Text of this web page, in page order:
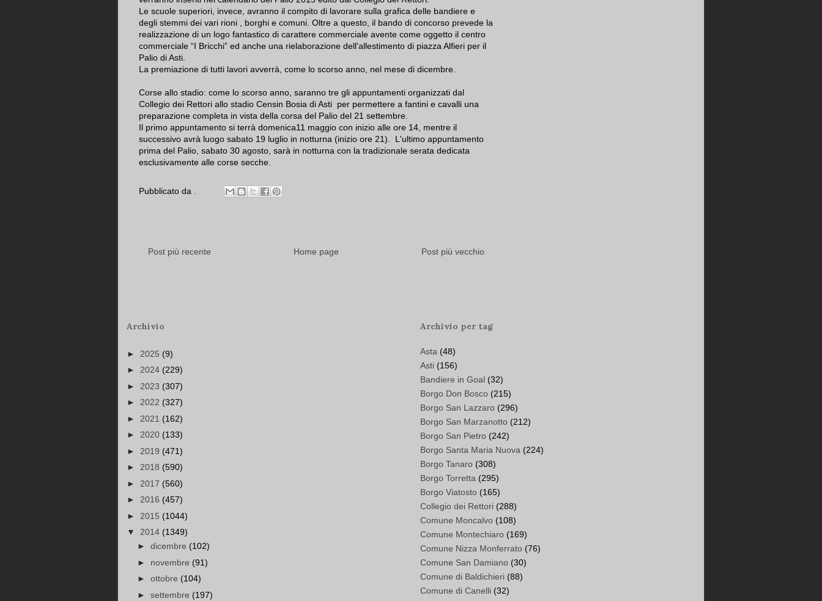
Le scuole superiori, invece, avranno il compito di lavorare sulla grafica delle bandiere e
degli stemmi dei vari rioni , borghi e comuni. Oltre a questo, il bando di concorso prevede la
realizzazione di un logo fantastico di carattere commerciale avente come oggetto il centro
commerciale “I Bricchi” ed anche una rielaborazione dell'allestimento di piazza Alfieri per il
Palio di Asti.
La premiazione di tutti lavori avverrà, come lo scorso anno, nel mese di dicembre.
Corse allo stadio: come lo scorso anno, saranno tre gli appuntamenti organizzati dal
Collegio dei Rettori allo stadio Censin Bosia di Asti per permettere a fantini e cavalli una
preparazione completa in vista della corsa del Palio del 21 settembre.
Il primo appuntamento si terrà domenica11 maggio con inizio alle ore 14, mentre il
successivo avrà luogo sabato 19 luglio in notturna (inizio ore 21). L'ultimo appuntamento
prima del Palio, sabato 30 agosto, sarà in notturna con la tradizionale serata dedicata
esclusivamente alle corse secche.
Pubblicato da
Post più recente Post più vecchio
Home page
Archivio
► 2025 (9)
► 2024 (229)
► 2023 (307)
► 2022 (327)
► 2021 (162)
► 2020 (133)
► 2019 (471)
► 2018 (590)
► 2017 (560)
► 2016 (457)
► 2015 (1044)
▼ 2014 (1349)
► dicembre (102)
► novembre (91)
► ottobre (104)
► settembre (197)
Archivio per tag
Asta (48)
Asti (156)
Bandiere in Goal (32)
Borgo Don Bosco (215)
Borgo San Lazzaro (296)
Borgo San Marzanotto (212)
Borgo San Pietro (242)
Borgo Santa Maria Nuova (224)
Borgo Tanaro (308)
Borgo Torretta (295)
Borgo Viatosto (165)
Collegio dei Rettori (288)
Comune Moncalvo (108)
Comune Montechiaro (169)
Comune Nizza Monferrato (76)
Comune San Damiano (30)
Comune di Baldichieri (88)
Comune di Canelli (32)